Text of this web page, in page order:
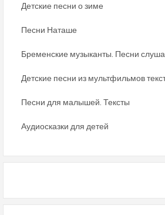
Детские песни о зиме
Песни Наташе
Бременские музыканты. Песни
Детские песни из мультфильмов
Песни для малышей. Тексты
Аудиосказки для детей